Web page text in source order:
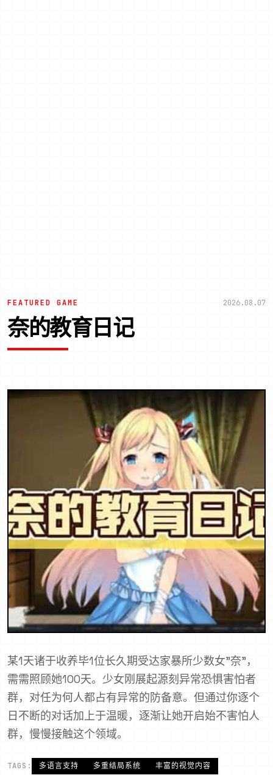
FEATURED GAME 2026.08.07
奈的教育日记
某1天诸于收养毕1位长久期受达家暴所少数女"奈"，
需需照顾她100天。少女刚展起源刻异常恐惧害怕者
群，对任为何人都占有异常的防备意。但通过你逐个
日不断的对话加上于温暖，逐渐让她开启始不害怕人
群，慢慢接触这个领域。
TAGS: 多语言支持 多重结局系统 丰富的视觉内容